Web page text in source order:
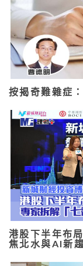
按揭奇難雜症
港股下半年布
焦北水與AI新